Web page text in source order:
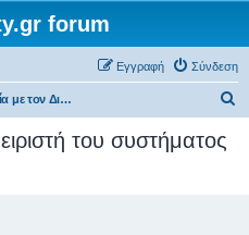
forum
Σύνδεση
Εγγραφή
Επικοινωνία με τον Διαχειριστή του συστήματος συζητήσεων
του συστήματος